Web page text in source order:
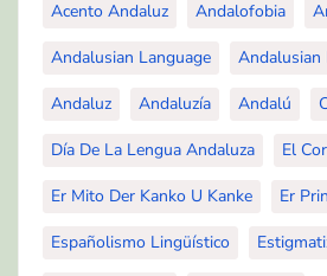
Acento Andaluz Andalofobia
Andalusian Language Andalusian
Andaluz Andaluzía Andalú
Día De La Lengua Andaluza El
Er Mito Der Kanko U Kanke Er
Españolismo Lingüístico